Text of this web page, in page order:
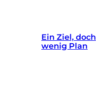
Ein Ziel, doch
wenig Plan